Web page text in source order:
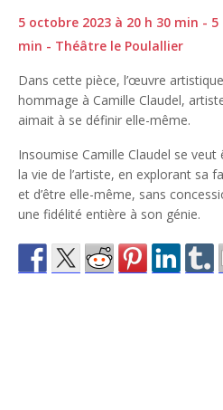
5 octobre 2023 à 20 h 30 min -
min - Théâtre le Poulallier
Dans cette pièce, l’œuvre
hommage à Camille Claudel,
aimait à se définir elle-même.
Insoumise Camille Claudel se
la vie de l’artiste, en explorant sa
et d’être elle-même, sans
une fidélité entière à son génie.